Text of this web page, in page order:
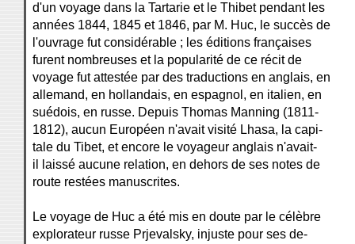
d'un voyage dans la Tartarie et le Thibet pendant les
années 1844, 1845 et 1846, par M. Huc, le succès de
l'ouvrage fut considérable ; les éditions françaises
furent nombreuses et la popularité de ce récit de
voyage fut attestée par des traductions en anglais, en
allemand, en hollandais, en espagnol, en italien, en
suédois, en russe. Depuis Thomas Manning (1811-
1812), aucun Européen n'avait visité Lhasa, la capi-
tale du Tibet, et encore le voyageur anglais n'avait-
il laissé aucune relation, en dehors de ses notes de
route restées manuscrites.
Le voyage de Huc a été mis en doute par le célèbre
explorateur russe Prjevalsky, injuste pour ses de-